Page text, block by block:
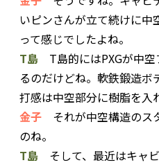
いピンさんが立て続けに中
って感じでしたよね。
T島 T島的にはPXGが中
るのだけどね。軟鉄鍛造ボ
打感は中空部分に樹脂を入
金子 それが中空構造のス
のね。
T島 そして、最近はキャ